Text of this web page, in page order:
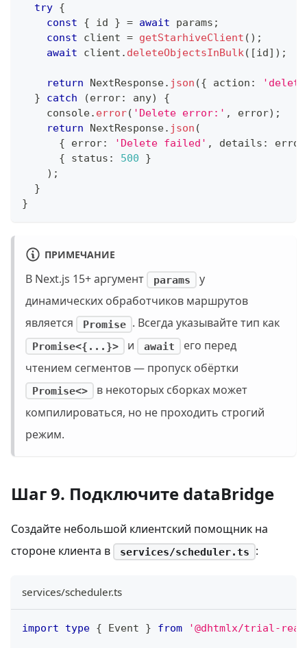
try {
const
{ id } = await params ;
const client = getStarhiveClient ( ) ;
await client . deleteObjectsInBulk( [id ] ) ;
return NextResponse. json ({ action :
}
catch (error: any)
{
console. error( 'Delete error:' , error) ;
return NextResponse. json (
{ error: 'Delete failed' , details : error
{ status : 500
}
) ;
}
}
ПРИМЕЧАНИЕ
В Next.js 15+ аргумент params
у
динамических обработчиков маршрутов
является
Promise . Всегда указывайте тип как
Promise<{...}> и await
его перед
чтением сегментов — пропуск обёртки
Promise<>
в некоторых сборках может
компилироваться, но не проходить строгий
режим.
Шаг 9. Подключите dataBridge
Создайте небольшой клиентский помощник на
стороне клиента в
services/scheduler.ts :
services/scheduler.ts
import type { Event } from '@dhtmlx/trial-